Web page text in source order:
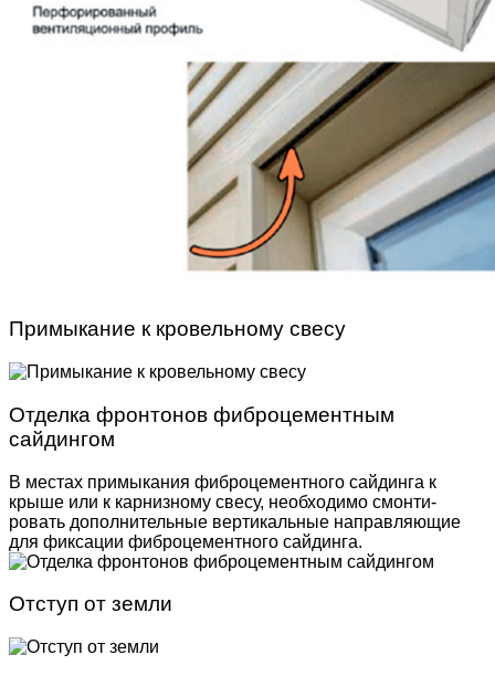
Примыкание к кровельному свесу
Отделка фронтонов фиброцементным
сайдингом
В местах примыкания фиброцементного сайдинга к
крыше или к карнизному свесу, необходимо смонти­
ровать дополнительные вертикальные направляю­щие
для фиксации фиброцементного сайдинга.
Отступ от земли